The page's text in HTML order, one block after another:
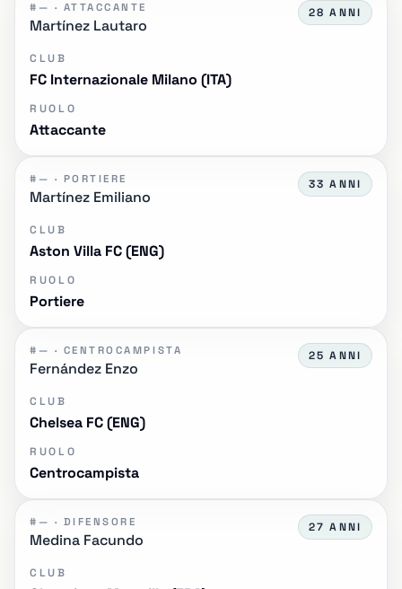
#— · ATTACCANTE
Martínez Lautaro
28 ANNI
CLUB
FC Internazionale Milano (ITA)
RUOLO
Attaccante
#— · PORTIERE
Martínez Emiliano
33 ANNI
CLUB
Aston Villa FC (ENG)
RUOLO
Portiere
#— · CENTROCAMPISTA
Fernández Enzo
25 ANNI
CLUB
Chelsea FC (ENG)
RUOLO
Centrocampista
#— · DIFENSORE
Medina Facundo
27 ANNI
CLUB